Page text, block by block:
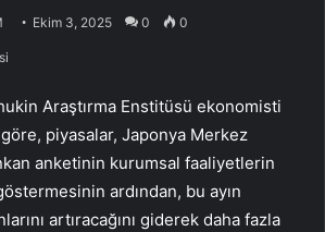
Ekim 3, 2025 0 0
Araştırma Enstitüsü ekonomisti
piyasalar, Japonya Merkez
anketinin kurumsal faaliyetlerin
ardından, bu ayın
artıracağını giderek daha fazla